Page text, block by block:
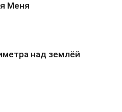
Меня
над землёй